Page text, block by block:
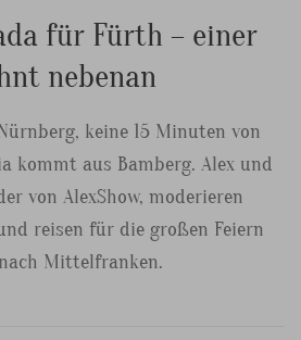
für Fürth – einer
nebenan
keine 15 Minuten von
kommt aus Bamberg. Alex und
von AlexShow, moderieren
reisen für die großen Feiern
Mittelfranken.